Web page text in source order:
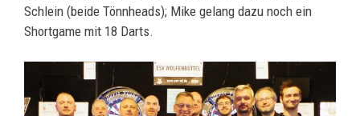
Schlein (beide Tönnheads); Mike gelang dazu noch ein
Shortgame mit 18 Darts.